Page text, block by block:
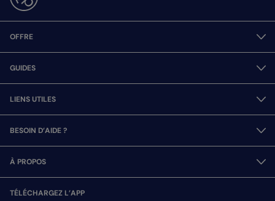
OFFRE
GUIDES
LIENS UTILES
BESOIN D’AIDE ?
À PROPOS
TÉLÉCHARGEZ L’APP